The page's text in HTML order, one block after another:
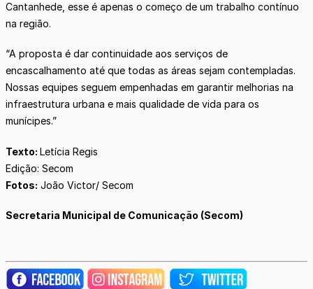
Cantanhede, esse é apenas o começo de um trabalho contínuo
na região.
“A proposta é dar continuidade aos serviços de
encascalhamento até que todas as áreas sejam contempladas.
Nossas equipes seguem empenhadas em garantir melhorias na
infraestrutura urbana e mais qualidade de vida para os
munícipes.”
Texto: Letícia Regis
Edição: Secom
Fotos: João Victor/ Secom
Secretaria Municipal de Comunicação (Secom)